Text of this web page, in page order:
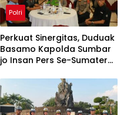
Polri
Perkuat Sinergitas, Duduak
Basamo Kapolda Sumbar
jo Insan Pers Se-Sumatera